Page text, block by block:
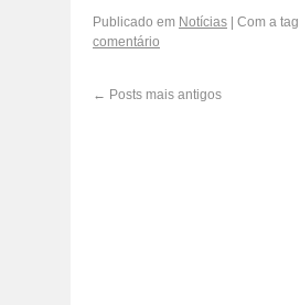
Publicado em Notícias Com a tag
comentário
← Posts mais antigos